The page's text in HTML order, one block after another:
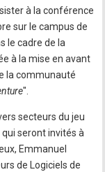
à la conférence
sur le campus de
le cadre de la
à la mise en avant
la communauté
".
secteurs du jeu
seront invités à
Emmanuel
de Logiciels de